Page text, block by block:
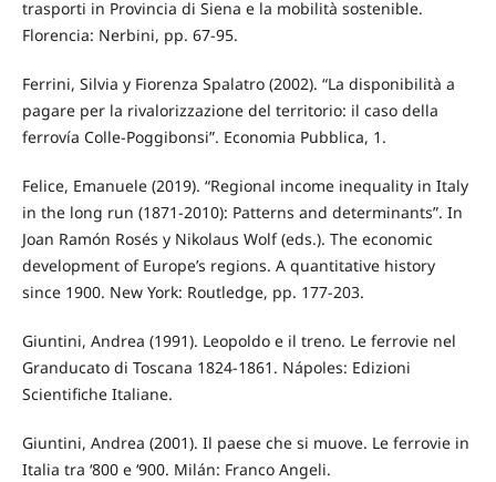
trasporti in Provincia di Siena e la mobilità sostenible.
Florencia: Nerbini, pp. 67-95.
Ferrini, Silvia y Fiorenza Spalatro (2002). “La disponibilità a
pagare per la rivalorizzazione del territorio: il caso della
ferrovía Colle-Poggibonsi”. Economia Pubblica, 1.
Felice, Emanuele (2019). “Regional income inequality in Italy
in the long run (1871-2010): Patterns and determinants”. In
Joan Ramón Rosés y Nikolaus Wolf (eds.). The economic
development of Europe’s regions. A quantitative history
since 1900. New York: Routledge, pp. 177-203.
Giuntini, Andrea (1991). Leopoldo e il treno. Le ferrovie nel
Granducato di Toscana 1824-1861. Nápoles: Edizioni
Scientifiche Italiane.
Giuntini, Andrea (2001). Il paese che si muove. Le ferrovie in
Italia tra ‘800 e ‘900. Milán: Franco Angeli.